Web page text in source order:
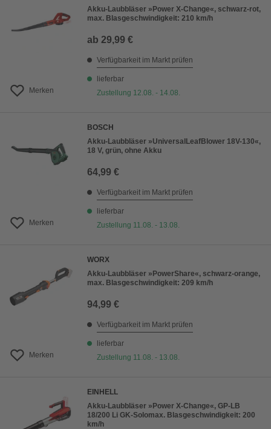
Merken
Akku-Laubbläser »Power X-Change«, schwarz-rot,
max. Blasgeschwindigkeit: 210 km/h
ab 29,99 €
Verfügbarkeit im Markt prüfen
lieferbar
Zustellung 12.08. - 14.08.
Merken
BOSCH
Akku-Laubbläser »UniversalLeafBlower 18V-130«,
18 V, grün, ohne Akku
64,99 €
Verfügbarkeit im Markt prüfen
lieferbar
Zustellung 11.08. - 13.08.
Merken
WORX
Akku-Laubbläser »PowerShare«, schwarz-orange,
max. Blasgeschwindigkeit: 209 km/h
94,99 €
Verfügbarkeit im Markt prüfen
lieferbar
Zustellung 11.08. - 13.08.
EINHELL
Akku-Laubbläser »Power X-Change«, GP-LB
18/200 Li GK-Solomax. Blasgeschwindigkeit: 200
km/h